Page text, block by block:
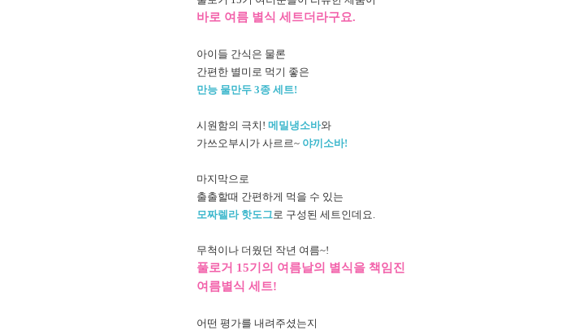
바로 여름 별식 세트더라구요.
아이들 간식은 물론
간편한 별미로 먹기 좋은
만능 물만두 3종 세트!
시원함의 극치! 메밀냉소바와
가쓰오부시가 사르르~ 야끼소바!
마지막으로
출출할때 간편하게 먹을 수 있는
모짜렐라 핫도그 로 구성된 세트인데요.
무척이나 더웠던 작년 여름~!
풀로거 15기의 여름날의 별식을 책임진
여름별식 세트!
어떤 평가를 내려주셨는지